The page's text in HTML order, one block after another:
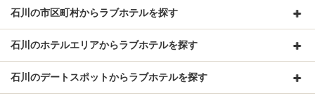
石川の市区町村からラブホテルを探す
石川のホテルエリアからラブホテルを探す
石川のデートスポットからラブホテルを探す